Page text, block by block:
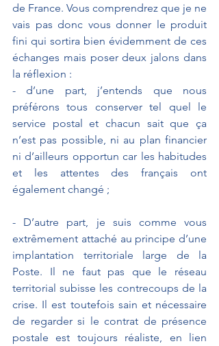
de France. Vous comprendrez que je ne
vais pas donc vous donner le produit
fini qui sortira bien évidemment de ces
échanges mais poser deux jalons dans
la réflexion :
- d’une part, j’entends que nous
préférons tous conserver tel quel le
service postal et chacun sait que ça
n’est pas possible, ni au plan financier
ni d’ailleurs opportun car les habitudes
et les attentes des français ont
également changé ;
- D’autre part, je suis comme vous
extrêmement attaché au principe d’une
implantation territoriale large de la
Poste. Il ne faut pas que le réseau
territorial subisse les contrecoups de la
crise. Il est toutefois sain et nécessaire
de regarder si le contrat de présence
postale est toujours réaliste, en lien